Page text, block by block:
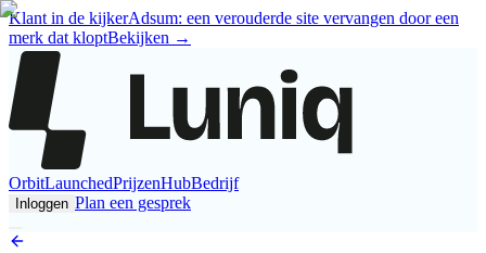
Klant in de kijkerAdsum: een verouderde site vervangen door een
merk dat kloptBekijken →
OrbitLaunchedPrijzenHubBedrijf
Inloggen Plan een gesprek